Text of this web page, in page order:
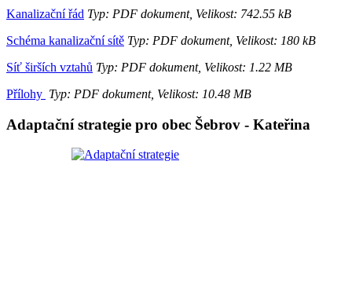
Kanalizační řád Typ: PDF dokument, Velikost: 742.55 kB
Schéma kanalizační sítě Typ: PDF dokument, Velikost: 180 kB
Síť širších vztahů Typ: PDF dokument, Velikost: 1.22 MB
Přílohy Typ: PDF dokument, Velikost: 10.48 MB
Adaptační strategie pro obec Šebrov - Kateřina